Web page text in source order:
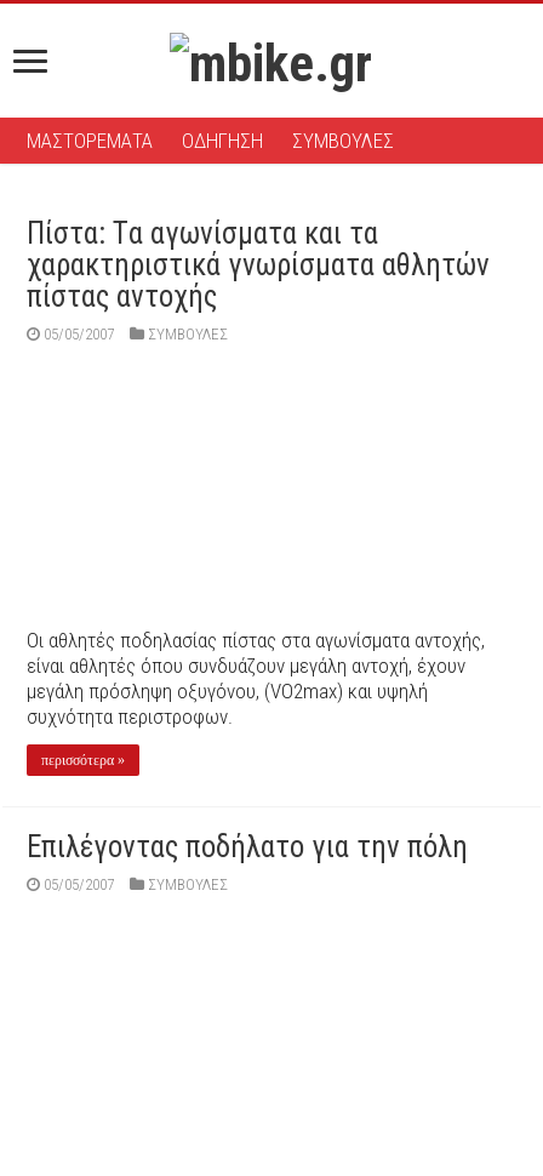
ΜΑΣΤΟΡΕΜΑΤΑ ΟΔΗΓΗΣΗ ΣΥΜΒΟΥΛΕΣ
Πίστα: Tα αγωνίσματα και τα
χαρακτηριστικά γνωρίσματα αθλητών
πίστας αντοχής
05/05/2007 ΣΥΜΒΟΥΛΕΣ
Oι αθλητές ποδηλασίας πίστας στα αγωνίσματα αντοχής,
είναι αθλητές όπου συνδυάζουν μεγάλη αντοχή, έχουν
μεγάλη πρόσληψη οξυγόνου, (VO2max) και υψηλή
συχνότητα περιστροφων.
περισσότερα »
Eπιλέγοντας ποδήλατο για την πόλη
05/05/2007 ΣΥΜΒΟΥΛΕΣ